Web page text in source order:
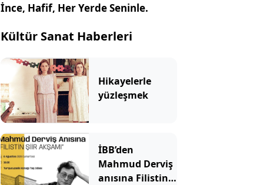
İnce, Hafif, Her Yerde Seninle.
Kültür Sanat Haberleri
Hikayelerle
yüzleşmek
İBB’den
Mahmud Derviş
anısına Filistin